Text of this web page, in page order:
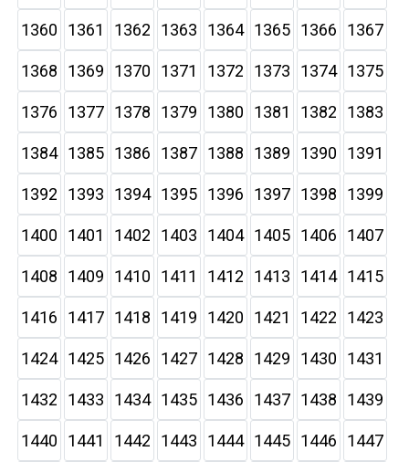
1360 1361 1362 1363 1364 1365 1366 1367
1368 1369 1370 1371 1372 1373 1374 1375
1376 1377 1378 1379 1380 1381 1382 1383
1384 1385 1386 1387 1388 1389 1390 1391
1392 1393 1394 1395 1396 1397 1398 1399
1400 1401 1402 1403 1404 1405 1406 1407
1408 1409 1410 1411 1412 1413 1414 1415
1416 1417 1418 1419 1420 1421 1422 1423
1424 1425 1426 1427 1428 1429 1430 1431
1432 1433 1434 1435 1436 1437 1438 1439
1440 1441 1442 1443 1444 1445 1446 1447